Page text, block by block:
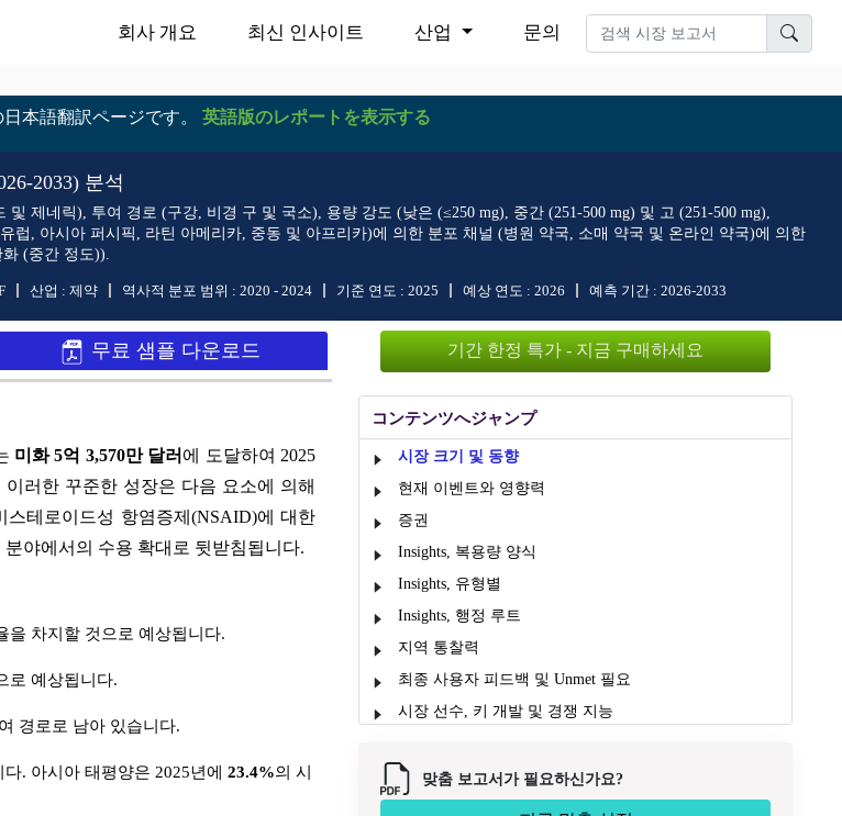
회사 개요 최신 인사이트 산업 문의
本語翻訳ページです。 英語版のレポートを表示する
2033) 분석
제네릭), 투여 경로 (구강, 비경 구 및 국소), 용량 강도 (낮은 (≤250 mg), 중간 (251-500 mg) 및 고 (251-500 mg),
럽, 아시아 퍼시픽, 라틴 아메리카, 중동 및 아프리카)에 의한 분포 채널 (병원 약국, 소매 약국 및 온라인 약국)에 의한
(중간 정도)).
산업 : 제약 역사적 분포 범위 : 2020 - 2024 기준 연도 : 2025 예상 연도 : 2026 예측 기간 : 2026-2033
무료 샘플 다운로드
미화 5억 3,570만 달러 에 도달하여 2025
러한 꾸준한 성장은 다음 요소에 의해
테로이드성 항염증제(NSAID)에 대한
야에서의 수용 확대로 뒷받침됩니다.
을 차지할 것으로 예상됩니다.
로 예상됩니다.
경로로 남아 있습니다.
. 아시아 태평양은 2025년에 23.4%의 시
기간 한정 특가 - 지금 구매하세요
コンテンツへジャンプ
시장 크기 및 동향
현재 이벤트와 영향력
증권
Insights, 복용량 양식
Insights, 유형별
Insights, 행정 루트
지역 통찰력
최종 사용자 피드백 및 Unmet 필요
시장 선수, 키 개발 및 경쟁 지능
시장 보고서 Scope
맞춤 보고서가 필요하신가요?